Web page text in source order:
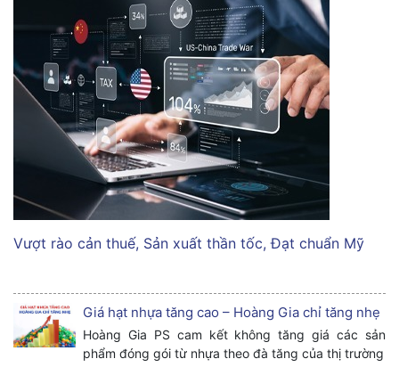
Vượt rào cản thuế, Sản xuất thần tốc, Đạt chuẩn Mỹ
Giá hạt nhựa tăng cao – Hoàng Gia chỉ tăng nhẹ
Hoàng Gia PS cam kết không tăng giá các sản
phẩm đóng gói từ nhựa theo đà tăng của thị trường